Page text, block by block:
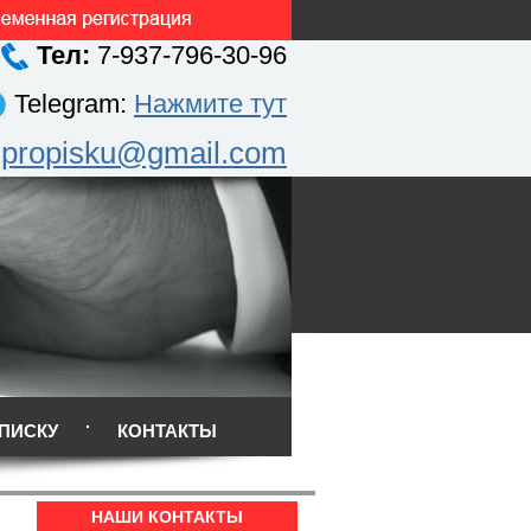
Тел: 7-937-796-30-96
Telegram: Нажмите тут
КОНТАКТЫ
НАШИ КОНТАКТЫ